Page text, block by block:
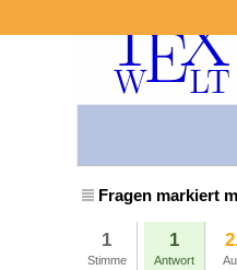
Fragen markiert
1
Stimme
1
Antwort